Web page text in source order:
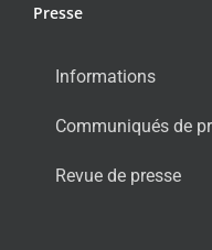
Presse
Informations
Communiqués de
Revue de presse